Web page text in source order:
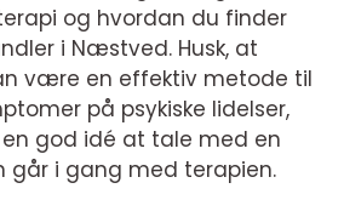
og hvordan du finder
i Næstved. Husk, at
være en effektiv metode til
på psykiske lidelser,
god idé at tale med en
i gang med terapien.